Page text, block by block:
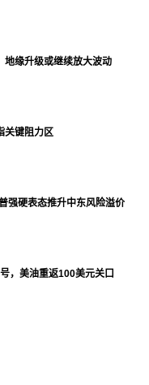
地缘升级或继续放大波动
关键阻力区
强硬表态推升中东风险溢价
，美油重返100美元关口